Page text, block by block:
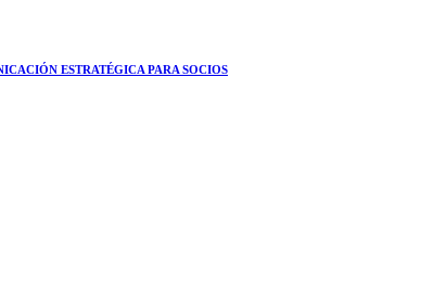
ESTRATÉGICA PARA SOCIOS